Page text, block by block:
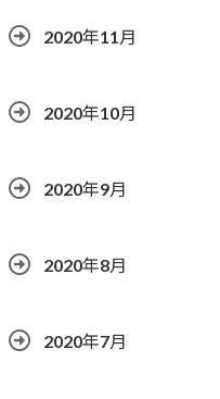
2020年11月
2020年10月
2020年9月
2020年8月
2020年7月